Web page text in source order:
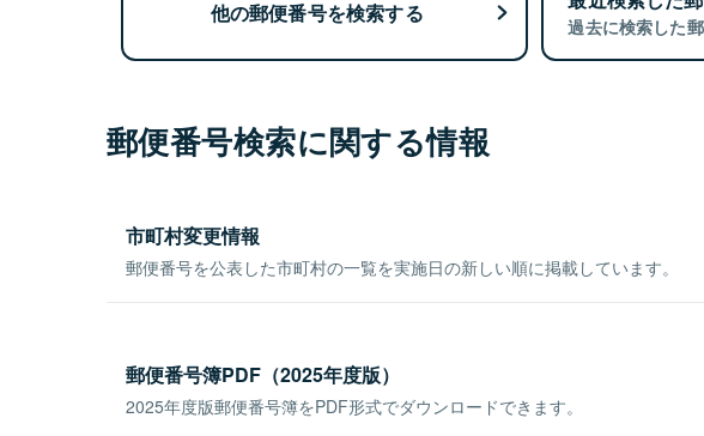
他の郵便番号を検索する
過去に検索した
郵便番号検索に関する情報
市町村変更情報
郵便番号を公表した市町村の一覧を実施日の新しい順に掲載しています。
郵便番号簿PDF（2025年度版）
2025年度版郵便番号簿をPDF形式でダウンロードできます。